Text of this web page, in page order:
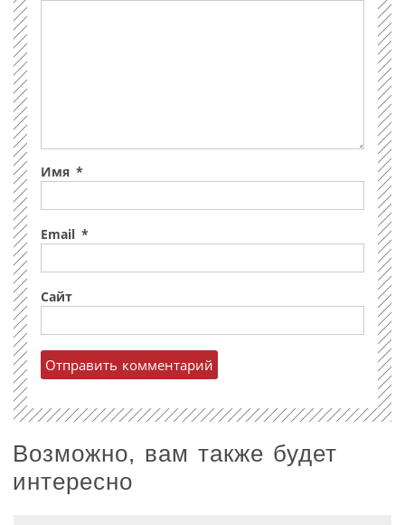
Имя *
Email *
Сайт
Возможно, вам также будет
интересно